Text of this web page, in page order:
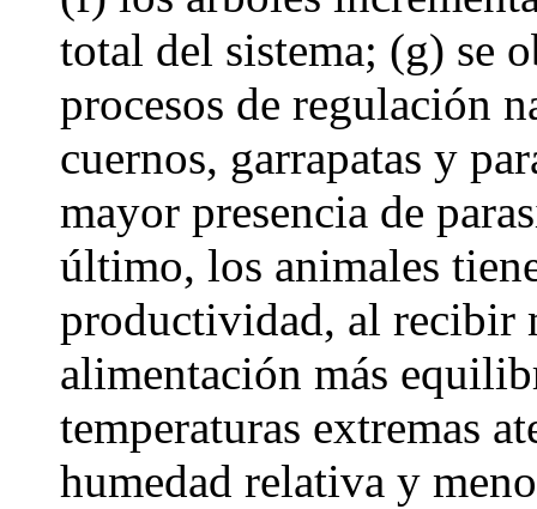
total del sistema; (g) se
procesos de regulación
cuernos, garrapatas y
mayor presencia de
último, los animales
productividad, al recibir
alimentación más
temperaturas extremas
humedad relativa y